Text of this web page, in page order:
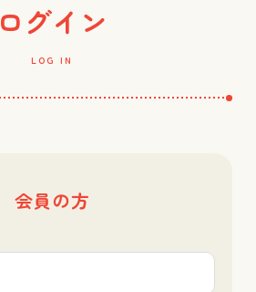
ログイン
LOG IN
会員の方